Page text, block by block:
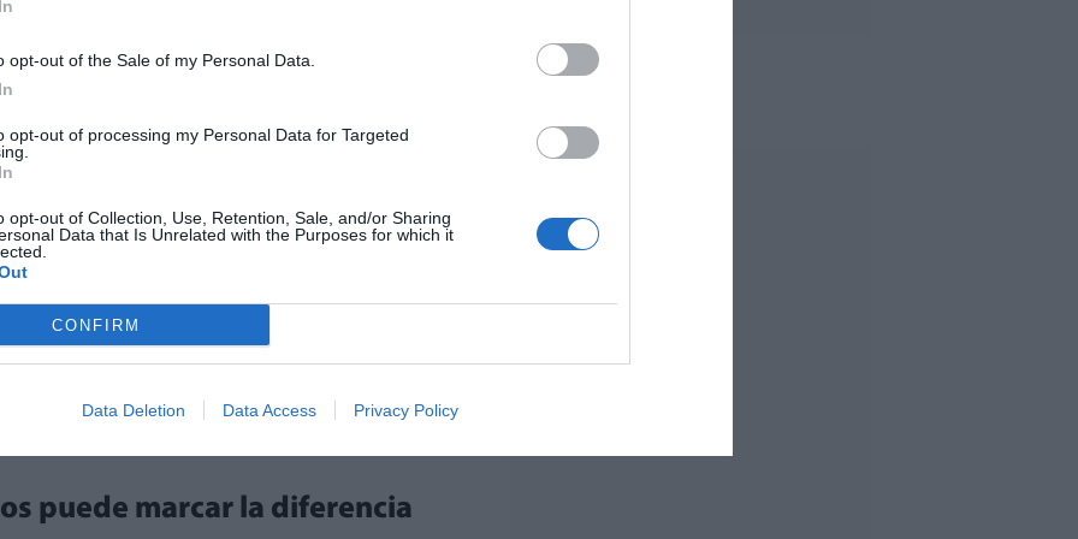
opt-out of the Sale of my Personal Data.
opt-out of processing my Personal Data for Targeted
opt-out of Collection, Use, Retention, Sale, and/or Sharing
Data that Is Unrelated with the Purposes for which it
CONFIRM
Data Deletion Data Access Privacy Policy
a los profesionales sanitarios destacan
este sentido, Palomares recuerda que la
durante unos segundos.
pueden ocurrir de forma silenciosa y en
solo a un menor cerca del agua,
de flotación", señala.
muchos incidentes se producen por una
descuidos cotidianos. "A veces
algo excepcional, pero la realidad es que
y pueden prevenirse con
la protección solar adecuada o la
puede marcar la diferencia